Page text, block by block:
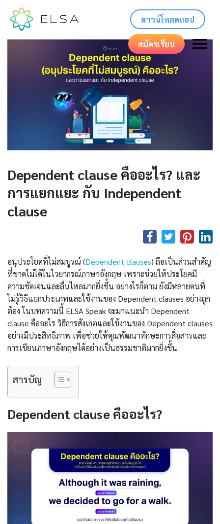
ดาวน์โหลดแอป
สมัครเรียน
Dependent clause คืออะไร? และ
การแยกแยะ กับ Independent
clause
อนุประโยคที่ไม่สมบูรณ์ (Dependent clauses) ถือเป็นส่วนสำคัญ
ที่ขาดไม่ได้ในไวยากรณ์ภาษาอังกฤษ เพราะช่วยให้ประโยคมี
ความชัดเจนและลื่นไหลมากยิ่งขึ้น อย่างไรก็ตาม ยังมีหลายคนที่
ไม่รู้วิธีแยกประเภทและใช้งานของ Dependent clauses อย่างถูก
ต้อง ในบทความนี้ ELSA Speak จะมาแนะนำ Dependent
clause คืออะไร วิธีการสังเกตและใช้งานของ Dependent clauses
อย่างมีประสิทธิภาพ เพื่อช่วยให้คุณพัฒนาทักษะการสื่อสารและ
การเขียนภาษาอังกฤษได้อย่างเป็นธรรมชาติมากยิ่งขึ้น
สารบัญ
Dependent clause คืออะไร?